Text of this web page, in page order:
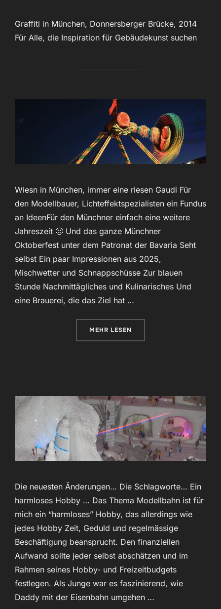
Graffiti in München, Donnersberger Brücke, 2014
Für Alle, die Inspiration für Gebäudekunst suchen
Wiesn in München, immer eine riesen Gaudi Für
den Modellbauer, Lichteffektspezialisten ein Fundus
an IdeenFür den Münchner einfach eine weitere
Jahreszeit 🙂 Und das ganze Münchner
Oktoberfest unter dem Patronat der Bavaria Seht
selbst Ein paar Impressionen aus 2025,
Mischwetter und Schnappschüsse Zur blauen
Stunde Nachmittägliches und Kulinarisches Und
eine Brauerei, die das Ziel hat …
MEHR ÜBER „WIESN“
LESEN
Die neuesten Änderungen… Die Schlagworte… Ein
harmloses Hobby … Das Thema Modellbahn ist für
mich ein “harmloses” Hobby, das allerdings wie
jedes Hobby Zeit, Geduld und regelmässige
Beschäftigung beansprucht. Den finanziellen
Aufwand sollte jeder selbst abschätzen und im
Rahmen seines Hobby- und Freizeitbudgets
festlegen. Als Junge war es faszinierend, wie
Daddy mit der Eisenbahn umgehen …